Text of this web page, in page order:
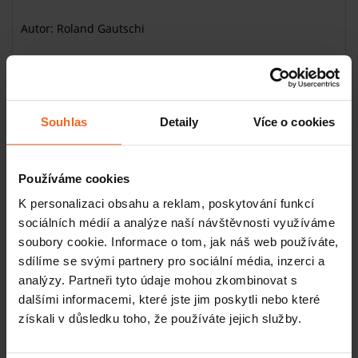
Souhlas Detaily Více o cookies
Používáme cookies
K personalizaci obsahu a reklam, poskytování funkcí
sociálních médií a analýze naší návštěvnosti využíváme
soubory cookie. Informace o tom, jak náš web používáte,
sdílíme se svými partnery pro sociální média, inzerci a
analýzy. Partneři tyto údaje mohou zkombinovat s
dalšími informacemi, které jste jim poskytli nebo které
získali v důsledku toho, že používáte jejich služby.
Autor: Roland Gautschi
spoušťových bodů
(trigger points) a fascie, které hrají klíčovou roli v mnoha
bolestivých stavech a dysfunkcích pohybového aparátu.
spoušťové body a fascie v kontextu lidské anatomie.
Diagnostické techniky: Praktické rady, jak diagnostikovat
problémy spojené se spoušťovými body a fasciemi.
Terapeutické postupy: Přehled technik a metod pro
uvolnění spoušťových bodů a práci s fasciemi.
Ilustrace a fotografie: Více než 100 detailních ilustrací a
fotografií pro lepší pochopení teorie i praxe.
Tato kniha je ideální pro fyzioterapeuty, maséry, trenéry,